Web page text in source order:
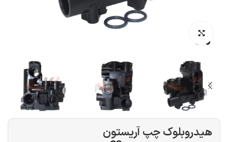
هیدروبلوک چپ آریستون